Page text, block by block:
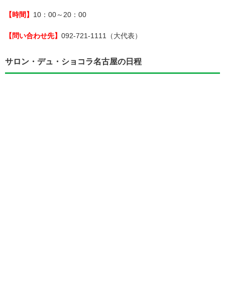
【時間】 10：00～20：00
【問い合わせ先】 092-721-1111（大代表）
サロン・デュ・ショコラ名古屋の日程